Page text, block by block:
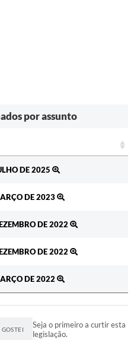
por assunto
DE 2025
DE 2023
DE 2022
DE 2022
DE 2022
Seja o primeiro a curtir esta
legislação.